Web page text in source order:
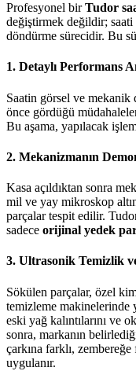
Profesyonel birTudor
değiştirmek değildir; saati
döndürme sürecidir. Bu
1. Detaylı Performans
Saatin görsel ve mekanik
önce gördüğü
Bu aşama, yapılacak
2. Mekanizmanın
Kasa açıldıktan sonra
mil ve yay mikroskop
parçalar tespit edilir.
sadece orijinal yedek
3. Ultrasonik Temizlik
Sökülen parçalar, özel
temizleme makinelerinde
eski yağ kalıntılarını ve
sonra, markanın
çarkına farklı,
uygulanır.